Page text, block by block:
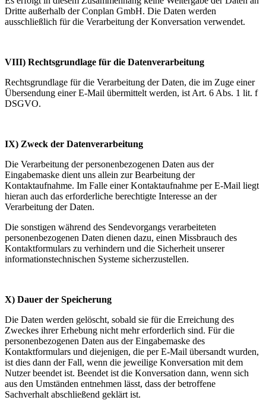
Dritte außerhalb der Conplan GmbH. Die Daten werden
ausschließlich für die Verarbeitung der Konversation verwendet.
VIII) Rechtsgrundlage für die Datenverarbeitung
Rechtsgrundlage für die Verarbeitung der Daten, die im Zuge einer
Übersendung einer E-Mail übermittelt werden, ist Art. 6 Abs. 1 lit. f
DSGVO.
IX) Zweck der Datenverarbeitung
Die Verarbeitung der personenbezogenen Daten aus der
Eingabemaske dient uns allein zur Bearbeitung der
Kontaktaufnahme. Im Falle einer Kontaktaufnahme per E-Mail liegt
hieran auch das erforderliche berechtigte Interesse an der
Verarbeitung der Daten.
Die sonstigen während des Sendevorgangs verarbeiteten
personenbezogenen Daten dienen dazu, einen Missbrauch des
Kontaktformulars zu verhindern und die Sicherheit unserer
informationstechnischen Systeme sicherzustellen.
X) Dauer der Speicherung
Die Daten werden gelöscht, sobald sie für die Erreichung des
Zweckes ihrer Erhebung nicht mehr erforderlich sind. Für die
personenbezogenen Daten aus der Eingabemaske des
Kontaktformulars und diejenigen, die per E-Mail übersandt wurden,
ist dies dann der Fall, wenn die jeweilige Konversation mit dem
Nutzer beendet ist. Beendet ist die Konversation dann, wenn sich
aus den Umständen entnehmen lässt, dass der betroffene
Sachverhalt abschließend geklärt ist.